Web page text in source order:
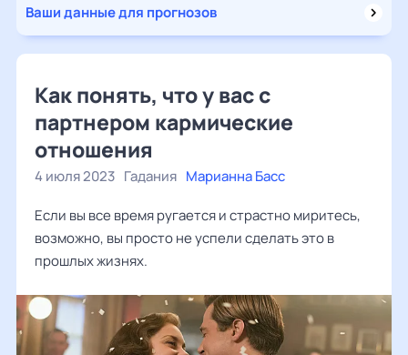
Ваши данные для прогнозов
Как понять, что у вас с
партнером кармические
отношения
4 июля 2023 Гадания Марианна Басс
Если вы все время ругается и страстно миритесь,
возможно, вы просто не успели сделать это в
прошлых жизнях.